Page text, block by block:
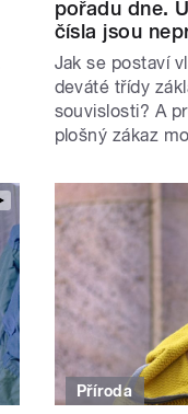
pořadu dne.
čísla jsou
Jak se postaví
deváté třídy
souvislosti? A
plošný zákaz
Příroda